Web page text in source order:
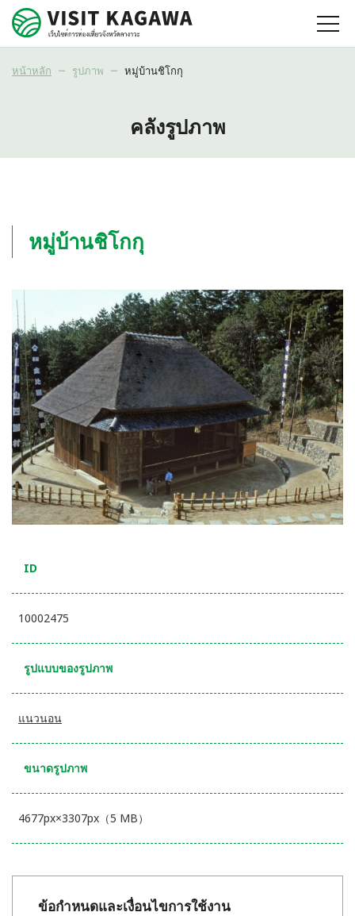
หน้าหลัก รูปภาพ หมู่บ้านชิโกกุ
คลังรูปภาพ
หมู่บ้านชิโกกุ
ID
10002475
รูปแบบของรูปภาพ
แนวนอน
ขนาดรูปภาพ
4677px×3307px（5 MB）
ข้อกำหนดและเงื่อนไขการใช้งาน